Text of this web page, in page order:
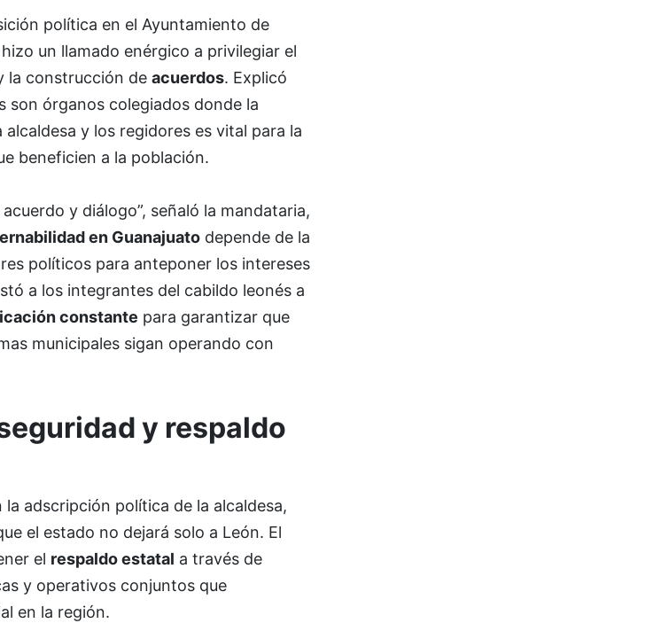
política en el Ayuntamiento de
un llamado enérgico a privilegiar el
la construcción de acuerdos. Explicó
son órganos colegiados donde la
y los regidores es vital para la
beneficien a la población.
y diálogo”, señaló la mandataria,
en Guanajuatodepende de la
políticos para anteponer los intereses
a los integrantes del cabildo leonés a
constante para garantizar que
municipales sigan operando con
y respaldo
la adscripción política de la alcaldesa,
el estado no dejará solo a León. El
el respaldo estatal a través de
y operativos conjuntos que
en la región.